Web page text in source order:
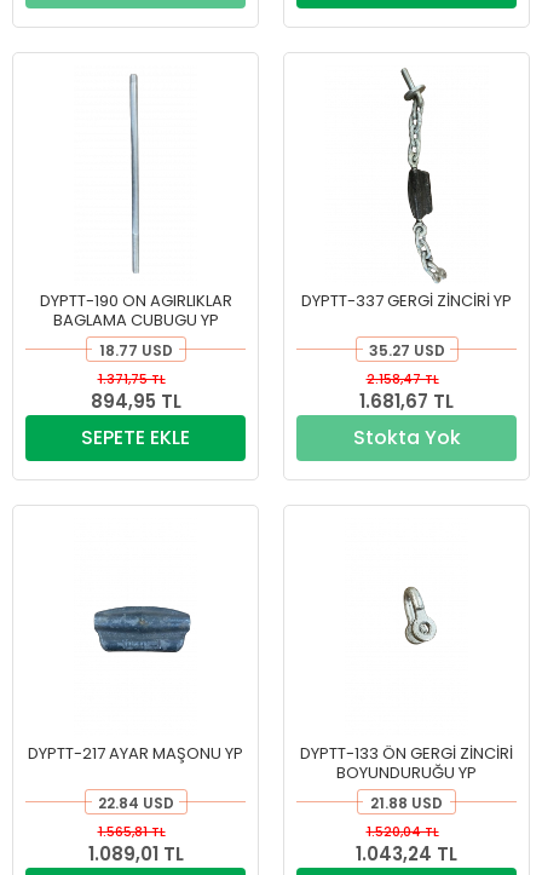
DYPTT-190 ON AGIRLIKLAR
BAGLAMA CUBUGU YP
18.77 USD
894,95 TL
1.371,75 TL
SEPETE EKLE
DYPTT-337 GERGİ ZİNCİRİ YP
35.27 USD
1.681,67 TL
2.158,47 TL
Stokta Yok
DYPTT-217 AYAR MAŞONU YP
22.84 USD
1.089,01 TL
1.565,81 TL
DYPTT-133 ÖN GERGİ ZİNCİRİ
BOYUNDURUĞU YP
21.88 USD
1.043,24 TL
1.520,04 TL